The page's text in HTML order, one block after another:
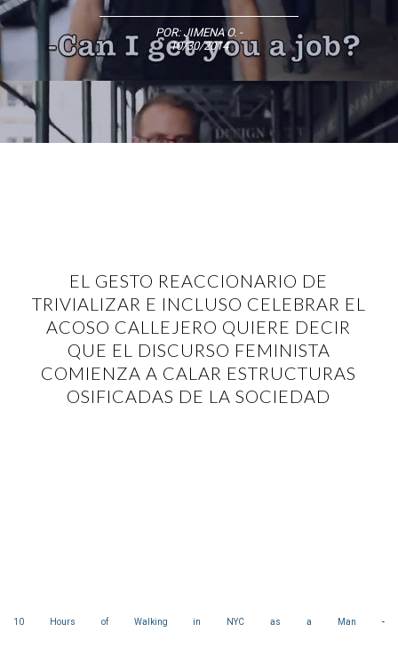
POR: JIMENA O. -
10/30/2014
EL GESTO REACCIONARIO DE
TRIVIALIZAR E INCLUSO CELEBRAR EL
ACOSO CALLEJERO QUIERE DECIR
QUE EL DISCURSO FEMINISTA
COMIENZA A CALAR ESTRUCTURAS
OSIFICADAS DE LA SOCIEDAD
10 Hours of Walking in NYC as a Man -